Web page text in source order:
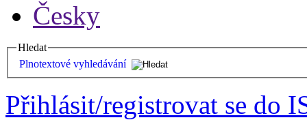
Česky
Hledat
Plnotextové vyhledávání
Přihlásit/registrovat se do